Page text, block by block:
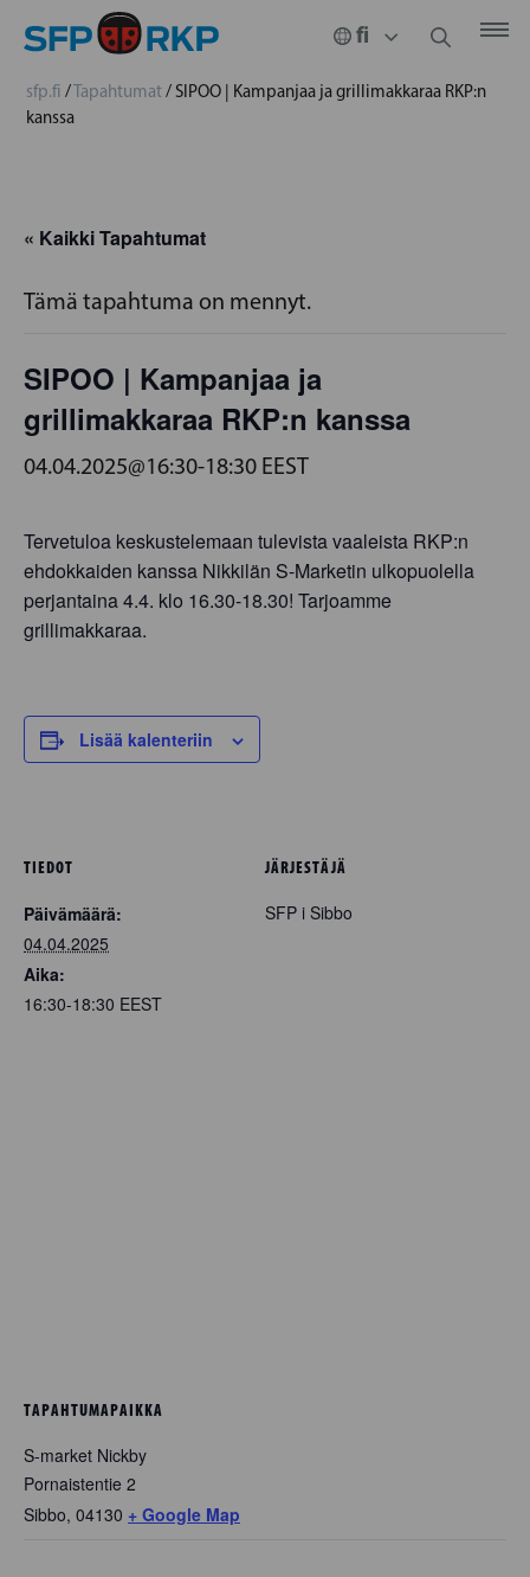
sfp.fi /Tapahtumat/ SIPOO | Kampanjaa ja grillimakkaraa RKP:n
kanssa
« Kaikki Tapahtumat
Tämä tapahtuma on mennyt.
SIPOO | Kampanjaa ja
grillimakkaraa RKP:n kanssa
04.04.2025@16:30-18:30 EEST
Tervetuloa keskustelemaan tulevista vaaleista RKP:n
ehdokkaiden kanssa Nikkilän S-Marketin ulkopuolella
perjantaina 4.4. klo 16.30-18.30! Tarjoamme
grillimakkaraa.
Lisää kalenteriin
TIEDOT
Päivämäärä:
04.04.2025
Aika:
16:30-18:30 EEST
JÄRJESTÄJÄ
SFP i Sibbo
TAPAHTUMAPAIKKA
S-market Nickby
Pornaistentie 2
Sibbo, 04130 + Google Map